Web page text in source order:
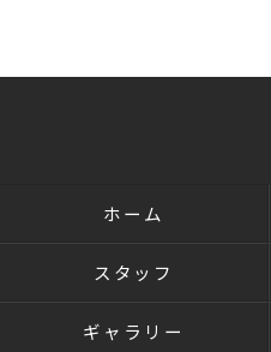
ホーム
スタッフ
ギャラリー